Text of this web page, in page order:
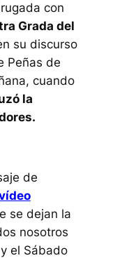
con
Grada del
su discurso
Peñas de
cuando
la
de
se dejan la
nosotros
el Sábado